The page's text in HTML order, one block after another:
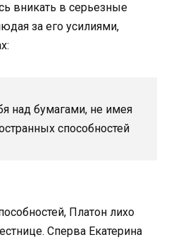
вникать в серьезные
за его усилиями,
над бумагами, не имея
способностей
Платон лихо
Сперва Екатерина